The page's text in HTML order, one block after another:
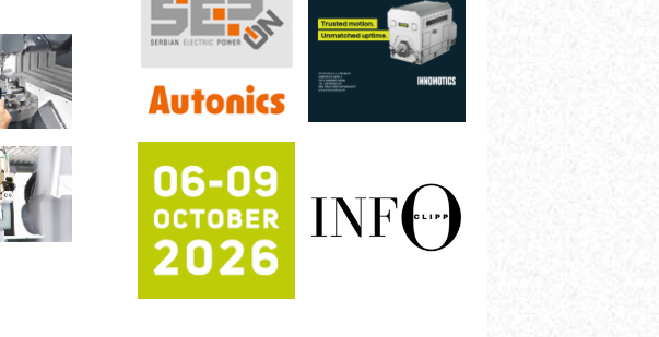
Efikasno upravljanje energijom
Automatizacija pakovanja · Display
Proizvodnja iC7 Hybrid 1500 VDC
mrežnog pretvarača sa tečnim
Potpuna efikasnost bez složenih
sistema
Trajna oznaka kao dugoročna korist
Bezbednost na prvom mestu!
poverenja u industriji